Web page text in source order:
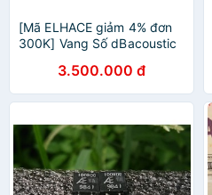
[Mã ELHACE giảm 4% đơn
300K] Vang Số dBacoustic
Karaoke Quốc Dân
3.500.000 đ